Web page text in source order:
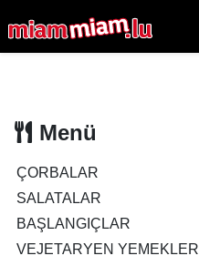
Menü
ÇORBALAR
SALATALAR
BAŞLANGIÇLAR
VEJETARYEN YEMEKLER